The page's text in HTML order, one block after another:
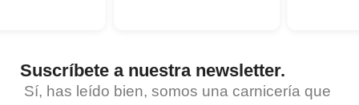
Suscríbete a nuestra newsletter.
Sí, has leído bien, somos una carnicería que